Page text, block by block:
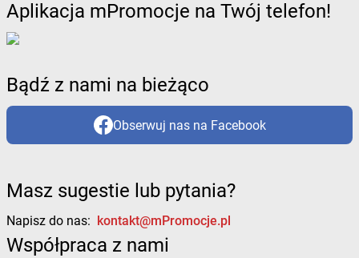
Aplikacja mPromocje na Twój telefon!
Bądź z nami na bieżąco
Obserwuj nas na Facebook
Masz sugestie lub pytania?
Napisz do nas: kontakt@mPromocje.pl
Współpraca z nami